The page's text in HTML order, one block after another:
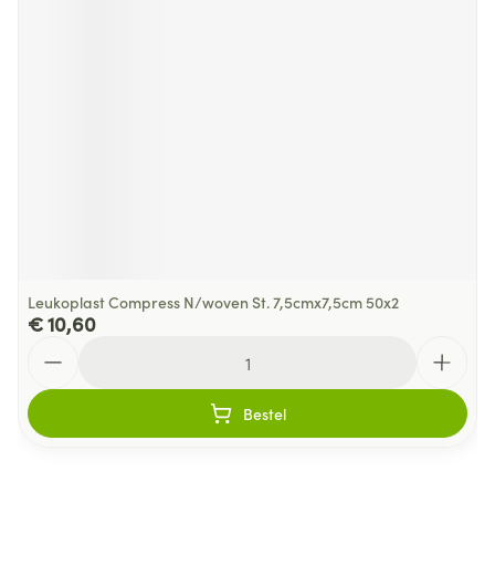
Leukoplast Compress N/woven St. 7,5cmx7,5cm 50x2
€ 10,60
Bestel